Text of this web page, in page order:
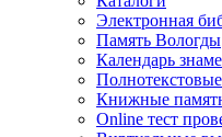
Электронная
Память Вологды
Календарь
Книжные
Online тест